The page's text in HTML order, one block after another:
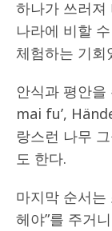
하나가 쓰러져
나라에 비할
체험하는 기회
안식과 평안
mai fu’,
랑스런 나무
도 한다.
마지막 순서는
헤야”를 주거